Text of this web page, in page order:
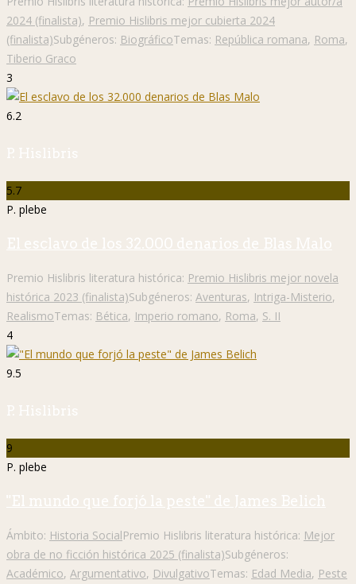
2024 (finalista), Premio Hislibris mejor cubierta 2024
(finalista)Subgéneros: BiográficoTemas: República romana, Roma,
Tiberio Graco
3
6.2
P. Hislibris
5.7
P. plebe
El esclavo de los 32.000 denarios de Blas Malo
Premio Hislibris literatura histórica: Premio Hislibris mejor novela
histórica 2023 (finalista)Subgéneros: Aventuras, Intriga-Misterio,
RealismoTemas: Bética, Imperio romano, Roma, S. II
4
9.5
P. Hislibris
9
P. plebe
"El mundo que forjó la peste" de James Belich
Ámbito: Historia SocialPremio Hislibris literatura histórica: Mejor
obra de no ficción histórica 2025 (finalista)Subgéneros:
Académico, Argumentativo, DivulgativoTemas: Edad Media, Peste